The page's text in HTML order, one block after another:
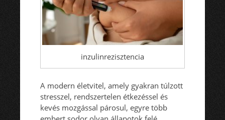
inzulinrezisztencia
A modern életvitel, amely gyakran túlzott
stresszel, rendszertelen étkezéssel és
kevés mozgással párosul, egyre több